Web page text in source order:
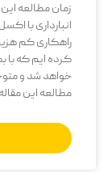
زمان مطالعه این
انبارداری با
راهکاری کم
کرده ایم که با
خواهد شد و
مطالعه این